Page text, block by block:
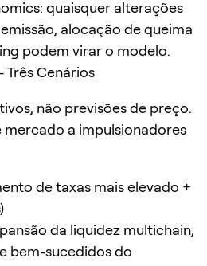
quaisquer alterações
alocação de queima
podem virar o modelo.
Cenários
não previsões de preço.
a impulsionadores
de taxas mais elevado +
da liquidez multichain,
bem-sucedidos do